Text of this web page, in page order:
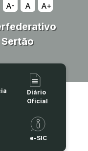
A- A A+
Diário
Oficial
e-SIC